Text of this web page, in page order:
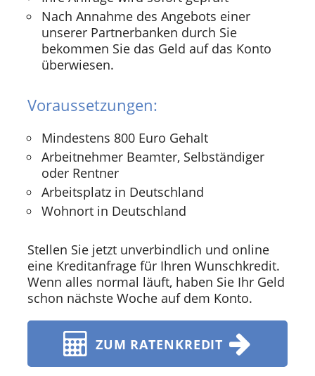
Nach Annahme des Angebots einer
unserer Partnerbanken durch Sie
bekommen Sie das Geld auf das Konto
überwiesen.
Voraussetzungen:
Mindestens 800 Euro Gehalt
Arbeitnehmer Beamter, Selbständiger
oder Rentner
Arbeitsplatz in Deutschland
Wohnort in Deutschland
Stellen Sie jetzt unverbindlich und online
eine Kreditanfrage für Ihren Wunschkredit.
Wenn alles normal läuft, haben Sie Ihr Geld
schon nächste Woche auf dem Konto.
ZUM RATENKREDIT